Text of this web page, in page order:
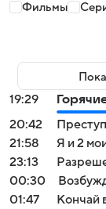
Фильмы
19:29
20:42
21:58
Я и 2
23:13
00:30
01:47
Кончай